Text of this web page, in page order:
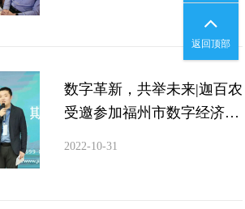
数字革新，共举未来|迦百农
受邀参加福州市数字经济产
2022-10-31
返回顶部